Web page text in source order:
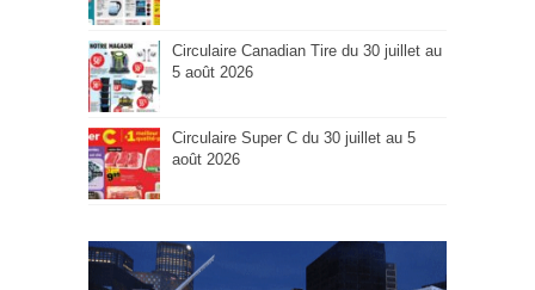
Circulaire Canadian Tire du 30 juillet au
5 août 2026
Circulaire Super C du 30 juillet au 5
août 2026